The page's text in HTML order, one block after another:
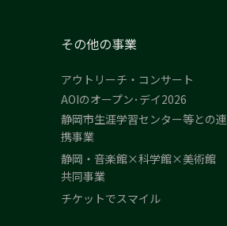
その他の事業
アウトリーチ・コンサート
AOIのオープン･デイ2026
静岡市生涯学習センター等との連
携事業
静岡・音楽館×科学館×美術館
共同事業
チケットでスマイル